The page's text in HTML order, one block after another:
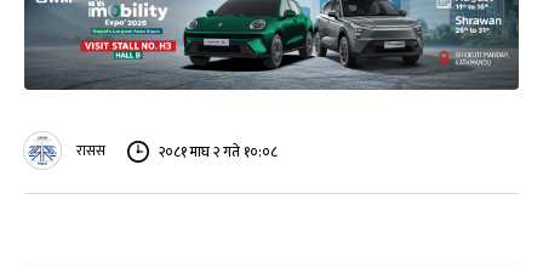
रासस २०८१ माघ २ गते १०:०८